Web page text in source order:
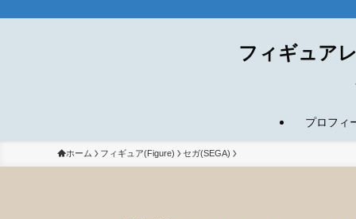
フィギュア
プロフィ
ホーム フィギュア(Figure) セガ(SEGA)